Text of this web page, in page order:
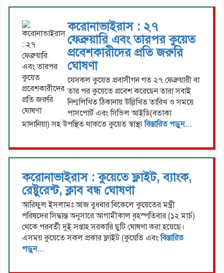
করোনাভাইরাস : ২৭
ফেব্রুয়ারি এবং তারপর কুয়েত
প্রবেশকারীদের প্রতি জরুরি
ঘোষণা
​যেসকল কুয়েত প্রবাসীগন গত ২৭ ফেব্রুয়ারী বা
তার পর কুয়েতে প্রবেশ করেছেন তারা সবাই
নিন্মলিখিত ঠিকানায় উল্লিখিত তারিখ ও সময়ে
পাসপোর্ট এবং সিভিল আইডি(বতাকা
মাদানিয়া) সহ উপস্থিত থাকতে কুয়েত স্বাস্থ্যবিস্তারিত পড়ুন...
করোনাভাইরাস : কুয়েতে ফ্লাইট, ব্যাংক,
রেষ্টুরেন্ট, ক্লাব বন্ধ ঘোষণা
আরিফুল ইসলামঃ আজ বুধবার বিকেলে কুয়েতের মন্ত্রী
পরিষদের সিদ্ধান্ত অনুসারে আগামীকাল বৃহস্পতিবার (১২ মার্চ)
থেকে পরবর্তী দুই সপ্তাহ সরকারি ছুটি ঘোষণা করা হয়েছে।
এসময় কুয়েতে সকল প্রকার ফ্লাইট (কুয়েতি এবংবিস্তারিত
পড়ুন...